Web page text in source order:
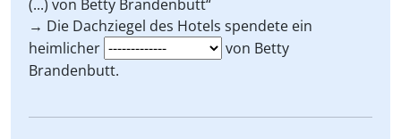
(...) von Betty Brandenbutt“
→ Die Dachziegel des Hotels spendete ein
heimlicher
von Betty
Brandenbutt.